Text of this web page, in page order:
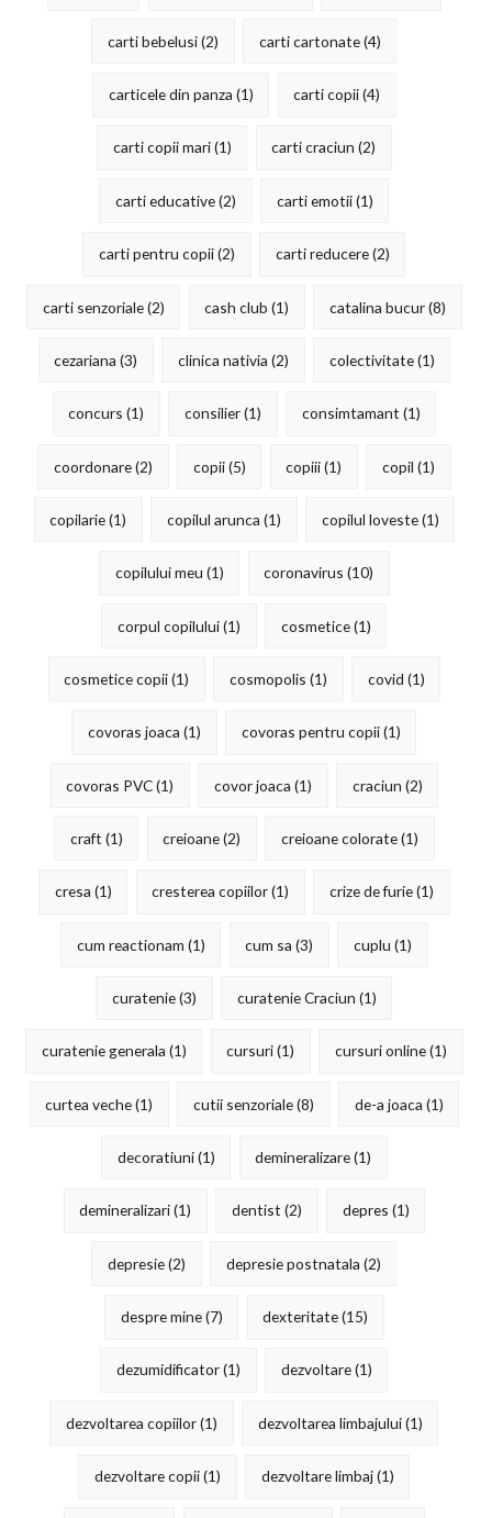
carti bebelusi(2) carti cartonate(4)
carticele din panza (1) carti copii(4)
carti copii mari(1) carti craciun (2)
carti educative(2) carti emotii(1)
carti pentru copii(2) carti reducere(2)
carti senzoriale(2) cash club (1) catalina bucur(8)
cezariana (3) clinica nativia (2) colectivitate(1)
concurs (1) consilier(1) consimtamant (1)
coordonare(2) copii(5) copiii(1) copil (1)
copilarie(1) copilul arunca (1) copilul loveste(1)
copilului meu (1) coronavirus (10)
corpul copilului(1) cosmetice(1)
cosmetice copii(1) cosmopolis (1) covid (1)
covoras joaca (1) covoras pentru copii(1)
covoras PVC(1) covor joaca (1) craciun (2)
craft (1) creioane(2) creioane colorate(1)
cresa (1) cresterea copiilor(1) crize de furie(1)
cum reactionam (1) cum sa (3) cuplu (1)
curatenie(3) curatenie Craciun (1)
curatenie generala (1) cursuri(1) cursuri online(1)
curtea veche(1) cutii senzoriale(8) de-a joaca (1)
decoratiuni(1) demineralizare(1)
demineralizari(1) dentist (2) depres (1)
depresie(2) depresie postnatala (2)
despre mine(7) dexteritate(15)
dezumidificator(1) dezvoltare(1)
dezvoltarea copiilor(1) dezvoltarea limbajului(1)
dezvoltare copii(1) dezvoltare limbaj(1)